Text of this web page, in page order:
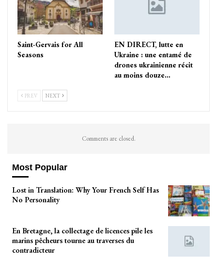
Saint-Gervais for All
Seasons
EN DIRECT, lutte en
Ukraine : une entamé de
drones ukrainienne récit
au moins douze…
PREV NEXT
Comments are closed.
Most Popular
Lost in Translation: Why Your French Self Has
No Personality
En Bretagne, la collectage de licences pile les
marins pêcheurs tourne au traverses du
contradicteur